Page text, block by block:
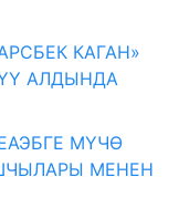
КАГАН»
АЛДЫНДА
МҮЧӨ
МЕНЕН